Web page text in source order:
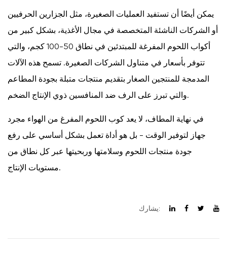
يمكن أيضًا أن تستفيد العمليات الصغيرة، مثل الجزارين الحرفيين
أو الشركات الناشئة المتخصصة في مجال الأغذية، بشكل كبير من
أكواب اللحوم المفرغة للمبتدئين في نطاق 50-100 كجم، والتي
تتوفر بأسعار في متناول الشركات الصغيرة. تسمح هذه الآلات
المدمجة للمنتجين الصغار بتقديم منتجات متبلة بجودة المطاعم
والتي تبرز على الرف ضد المنافسين ذوي الإنتاج الضخم.
في نهاية المطاف، لا يعد كوب اللحوم المفرغ من الهواء مجرد
جهاز لتوفير الوقت - بل هو أداة تعمل بشكل أساسي على رفع
جودة منتجات اللحوم وسلامتها وربحيتها عبر كل نطاق من
مستويات الإنتاج.
يشارك: